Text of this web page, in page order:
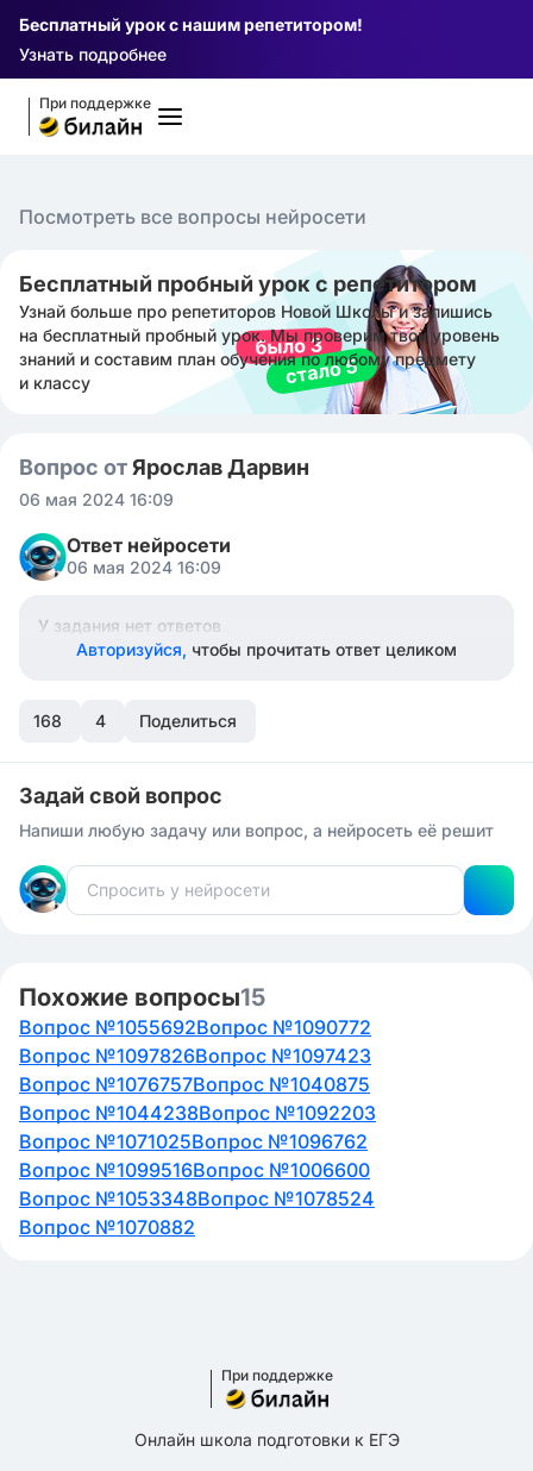
Бесплатный урок с нашим репетитором!
Узнать подробнее
При поддержке
Посмотреть все вопросы нейросети
Бесплатный пробный урок с репетитором
Узнай больше про репетиторов Новой Школы и запишись
на бесплатный пробный урок. Мы проверим твой уровень
знаний и составим план обучения по любому предмету
и классу
Вопрос отЯрослав Дарвин
06 мая 2024 16:09
Ответ нейросети
06 мая 2024 16:09
У задания нет ответов
Авторизуйся, чтобы прочитать ответ целиком
168 4 Поделиться
Задай свой вопрос
Напиши любую задачу или вопрос, а нейросеть её решит
Похожие вопросы15
Вопрос №1055692Вопрос №1090772
Вопрос №1097826Вопрос №1097423
Вопрос №1076757Вопрос №1040875
Вопрос №1044238Вопрос №1092203
Вопрос №1071025Вопрос №1096762
Вопрос №1099516Вопрос №1006600
Вопрос №1053348Вопрос №1078524
Вопрос №1070882
При поддержке
Онлайн школа подготовки к ЕГЭ